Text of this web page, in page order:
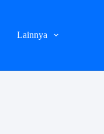
Lainnya